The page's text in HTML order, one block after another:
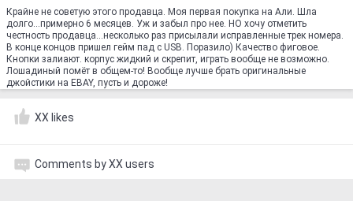
Крайне не советую этого продавца. Моя первая покупка на Али. Шла
долго...примерно 6 месяцев. Уж и забыл про нее. НО хочу отметить
честность продавца...несколько раз присылали исправленные трек номера.
В конце концов пришел гейм пад с USB. Поразило) Качество фиговое.
Кнопки залиают. корпус жидкий и скрепит, играть вообще не возможно.
Лошадиный помёт в общем-то! Вообще лучше брать оригинальные
джойстики на EBAY, пусть и дороже!
XX likes
Comments by XX users